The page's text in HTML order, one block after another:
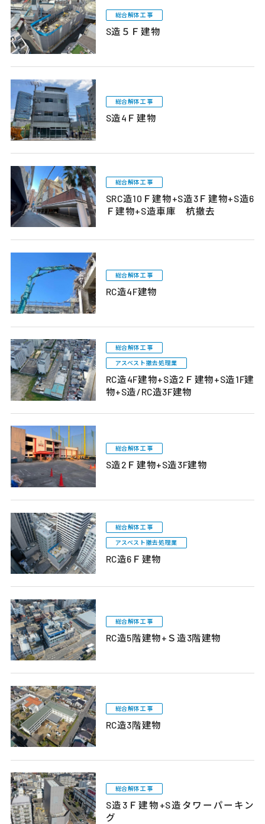
総合解体工事
S造５Ｆ建物
総合解体工事
S造4Ｆ建物
総合解体工事
SRC造10Ｆ建物+S造3Ｆ建物+S造6
Ｆ建物+S造車庫 杭撤去
総合解体工事
RC造4F建物
総合解体工事
アスベスト撤去処理業
RC造4F建物+S造2Ｆ建物+S造1F建
物+S造/RC造3F建物
総合解体工事
S造2Ｆ建物+S造3F建物
総合解体工事
アスベスト撤去処理業
RC造6Ｆ建物
総合解体工事
RC造5階建物+Ｓ造3階建物
総合解体工事
RC造3階建物
総合解体工事
S造3Ｆ建物+S造タワーパーキン
グ